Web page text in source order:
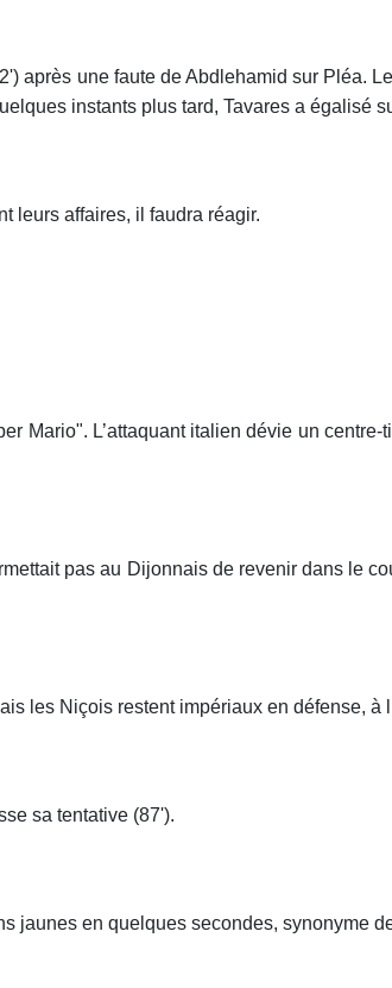
après une faute de Abdlehamid sur Pléa.
instants plus tard, Tavares a égalisé
leurs affaires, il faudra réagir.
Mario". L’attaquant italien dévie un
pas au Dijonnais de revenir dans le
les Niçois restent impériaux en défense, à
sa tentative (87').
jaunes en quelques secondes, synonyme